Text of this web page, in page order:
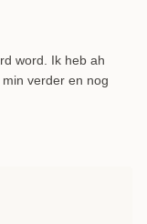
word. Ik heb ah
verder en nog